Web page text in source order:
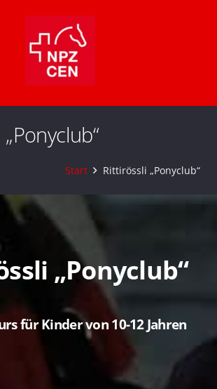
Start Rittirössli „Ponyclub“
„Ponyclub“
für Kinder von 10-12 Jahren